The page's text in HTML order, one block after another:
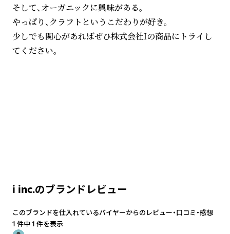
そして、オーガニックに興味がある。
やっぱり、クラフトというこだわりが好き。
少しでも関心があればぜひ株式会社Iの商品にトライし
てください。
i inc.のブランドレビュー
このブランドを仕入れているバイヤーからのレビュー・口コミ・感想
1 件中 1 件を表示